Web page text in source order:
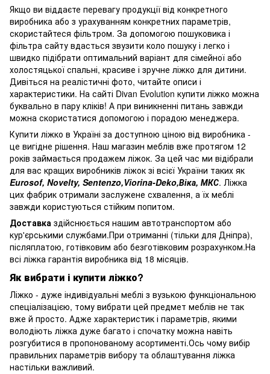
Якщо ви віддаєте перевагу продукції від конкретного
виробника або з урахуванням конкретних параметрів,
скористайтеся фільтром. За допомогою пошуковика і
фільтра сайту вдасться звузити коло пошуку і легко і
швидко підібрати оптимальний варіант для сімейної або
холостяцької спальні, красиве і зручне ліжко для дитини.
Дивіться на реалістичні фото, читайте описи і
характеристики. На сайті Divan Evolution купити ліжко можна
буквально в пару кліків! А при виникненні питань завжди
можна скористатися допомогою і порадою менеджера.
Купити ліжко в Україні за доступною ціною від виробника -
це вигідне рішення. Наш магазин меблів вже протягом 12
років займається продажем ліжок. За цей час ми відібрали
для вас кращих виробників ліжок зі всієї України таких як
Eurosof, Novelty, Sentenzo,Viorina-Deko,Віка, МКС. Ліжка
цих фабрик отримали заслужене схвалення, а їх меблі
завжди користуються стійким попитом.
Доставка здійснюється нашим автотранспортом або
кур'єрськими службами.При отриманні (тільки для Дніпра),
післяплатою, готівковим або безготівковим розрахунком.На
всі ліжка гарантія виробника від 18 місяців.
Як вибрати і купити ліжко?
Ліжко - дуже індивідуальні меблі з вузькою функціональною
спеціалізацією, тому вибрати цей предмет меблів не так
вже й просто. Адже характеристик і параметрів, якими
володіють ліжка дуже багато і спочатку можна навіть
розгубитися в пропонованому асортименті.Ось чому вибір
правильних параметрів вибору та облаштування ліжка
настільки важливий.